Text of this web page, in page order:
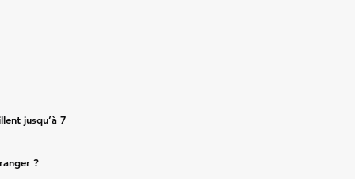
jusqu’à 7
?